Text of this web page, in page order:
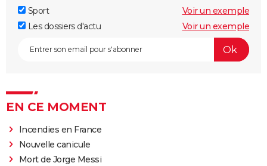
Sport
Voir un exemple
Les dossiers d'actu
Voir un exemple
EN CE MOMENT
Incendies en France
Nouvelle canicule
Mort de Jorge Messi